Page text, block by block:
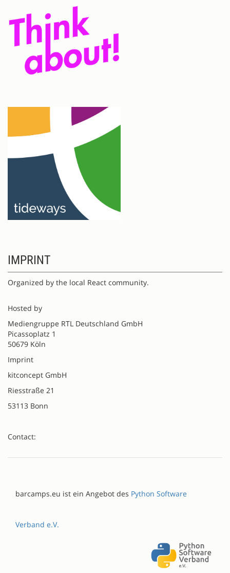
IMPRINT
Organized by the local React community.
Hosted by
Mediengruppe RTL Deutschland GmbH
Picassoplatz 1
50679 Köln
Imprint
kitconcept GmbH
Riesstraße 21
53113 Bonn
Contact:
barcamps.eu ist ein Angebot des Python Software
Verband e.V.